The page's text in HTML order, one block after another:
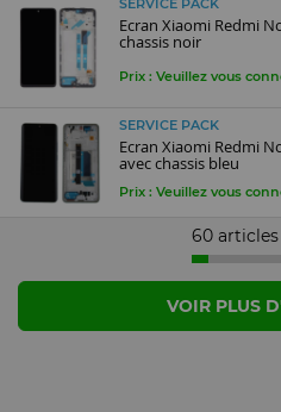
SERVICE PACK
Ecran Xiaomi Redmi
chassis noir
Prix : Veuillez vous
SERVICE PACK
Ecran Xiaomi Redmi
avec chassis bleu
Prix : Veuillez vous
60
VOIR PLUS